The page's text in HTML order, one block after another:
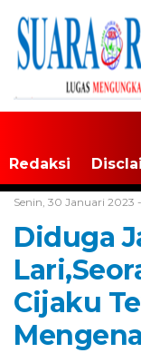
Redaksi
Senin, 30 Januari 2023
Diduga
Cijaku